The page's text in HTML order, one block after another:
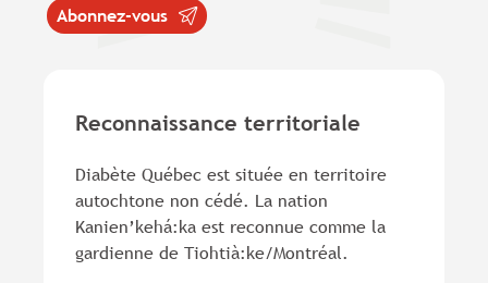
Abonnez-vous
Reconnaissance territoriale
Diabète Québec est située en territoire
autochtone non cédé. La nation
Kanien’kehá:ka est reconnue comme la
gardienne de Tiohtià:ke/Montréal.